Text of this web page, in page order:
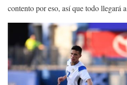
contento por eso, así que todo llegará